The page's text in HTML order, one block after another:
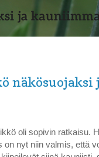
oli sopivin ratkaisu.
nyt niin valmis, että